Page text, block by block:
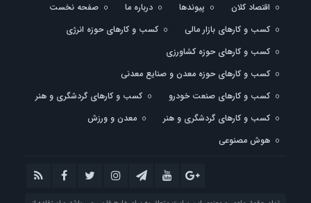
اقتصاد کلان پیوندها درباره ما
صفحه نخست
کسب و کارهای بازار مالی
کسب و کارهای حوزه انرژی
کسب و کارهای حوزه کشاورزی
کسب و کارهای حوزه معدن و صنایع معدنی
کسب و کارهای صنعت خودرو
کسب و کارهای گردشگری و هنر
کسب و کارهای گردشگری و هنر
معدن و ورزش
هوش مصنوعی